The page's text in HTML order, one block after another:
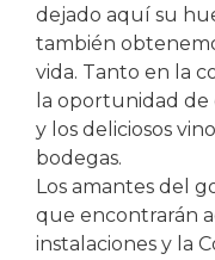
dejado aquí su
también
vida. Tanto en la
la oportunidad
y los deliciosos
bodegas.
Los amantes del
que encontrarán
instalaciones y la